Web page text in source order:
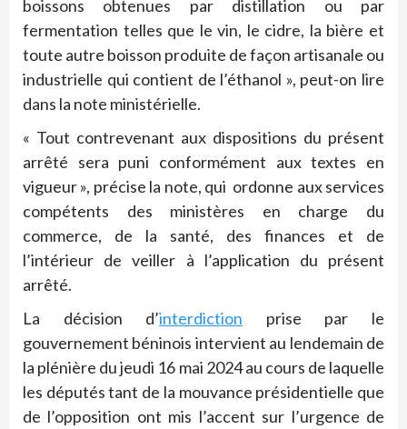
boissons obtenues par distillation ou par
fermentation telles que le vin, le cidre, la bière et
toute autre boisson produite de façon artisanale ou
industrielle qui contient de l’éthanol », peut-on lire
dans la note ministérielle.
« Tout contrevenant aux dispositions du présent
arrêté sera puni conformément aux textes en
vigueur », précise la note, qui ordonne aux services
compétents des ministères en charge du
commerce, de la santé, des finances et de
l’intérieur de veiller à l’application du présent
arrêté.
La décision d’interdiction prise par le
gouvernement béninois intervient au lendemain de
la plénière du jeudi 16 mai 2024 au cours de laquelle
les députés tant de la mouvance présidentielle que
de l’opposition ont mis l’accent sur l’urgence de